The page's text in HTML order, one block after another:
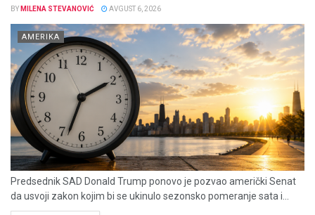
BY MILENA STEVANOVIĆ AVGUST 6, 2026
AMERIKA
Predsednik SAD Donald Trump ponovo je pozvao američki Senat
da usvoji zakon kojim bi se ukinulo sezonsko pomeranje sata i...